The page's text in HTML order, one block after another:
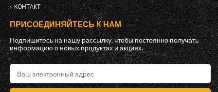
КОНТАКТ
ПРИСОЕДИНЯЙТЕСЬ К НАМ
Подпишитесь на нашу рассылку, чтобы постоянно получать
информацию о новых продуктах и ​​акциях.